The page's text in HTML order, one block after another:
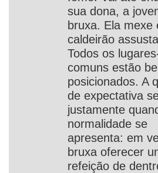
sua dona, a
bruxa. Ela mexe
caldeirão
Todos os
comuns estão
posicionados. A
de expectativa
justamente
normalidade se
apresenta: em
bruxa oferecer
refeição de